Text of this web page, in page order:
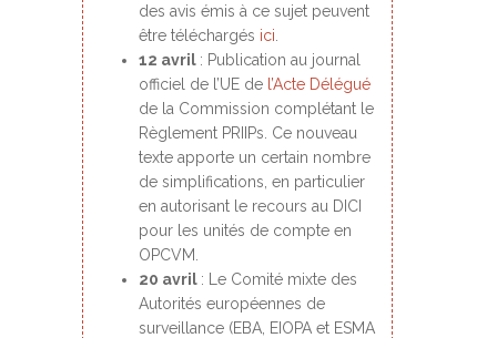
des avis émis à ce sujet peuvent
être téléchargés ici
12 avril : Publication au journal
officiel de l’UE de l’Acte Délégué
de la Commission complétant le
Règlement PRIIPs. Ce nouveau
texte apporte un certain nombre
de simplifications, en particulier
en autorisant le recours au DICI
pour les unités de compte en
OPCVM.
20 avril : Le Comité mixte des
Autorités européennes de
surveillance (EBA, EIOPA et ESMA